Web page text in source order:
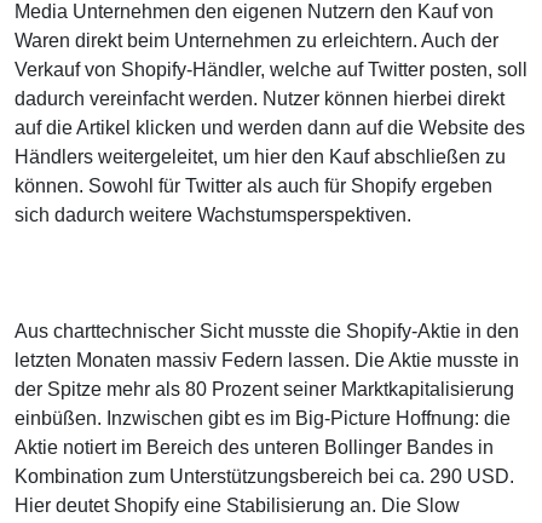
Media Unternehmen den eigenen Nutzern den Kauf von
Waren direkt beim Unternehmen zu erleichtern. Auch der
Verkauf von Shopify-Händler, welche auf Twitter posten, soll
dadurch vereinfacht werden. Nutzer können hierbei direkt
auf die Artikel klicken und werden dann auf die Website des
Händlers weitergeleitet, um hier den Kauf abschließen zu
können. Sowohl für Twitter als auch für Shopify ergeben
sich dadurch weitere Wachstumsperspektiven.
Aus charttechnischer Sicht musste die Shopify-Aktie in den
letzten Monaten massiv Federn lassen. Die Aktie musste in
der Spitze mehr als 80 Prozent seiner Marktkapitalisierung
einbüßen. Inzwischen gibt es im Big-Picture Hoffnung: die
Aktie notiert im Bereich des unteren Bollinger Bandes in
Kombination zum Unterstützungsbereich bei ca. 290 USD.
Hier deutet Shopify eine Stabilisierung an. Die Slow